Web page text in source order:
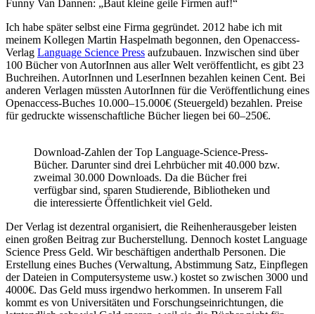
Funny Van Dannen: „Baut kleine geile Firmen auf!“
Ich habe später selbst eine Firma gegründet. 2012 habe ich mit
meinem Kollegen Martin Haspelmath begonnen, den Openaccess-
Verlag Language Science Press aufzubauen. Inzwischen sind über
100 Bücher von AutorInnen aus aller Welt veröffentlicht, es gibt 23
Buchreihen. AutorInnen und LeserInnen bezahlen keinen Cent. Bei
anderen Verlagen müssten AutorInnen für die Veröffentlichung eines
Openaccess-Buches 10.000–15.000€ (Steuergeld) bezahlen. Preise
für gedruckte wissenschaftliche Bücher liegen bei 60–250€.
Download-Zahlen der Top Language-Science-Press-
Bücher. Darunter sind drei Lehrbücher mit 40.000 bzw.
zweimal 30.000 Downloads. Da die Bücher frei
verfügbar sind, sparen Studierende, Bibliotheken und
die interessierte Öffentlichkeit viel Geld.
Der Verlag ist dezentral organisiert, die Reihenherausgeber leisten
einen großen Beitrag zur Bucherstellung. Dennoch kostet Language
Science Press Geld. Wir beschäftigen anderthalb Personen. Die
Erstellung eines Buches (Verwaltung, Abstimmung Satz, Einpflegen
der Dateien in Computersysteme usw.) kostet so zwischen 3000 und
4000€. Das Geld muss irgendwo herkommen. In unserem Fall
kommt es von Universitäten und Forschungseinrichtungen, die